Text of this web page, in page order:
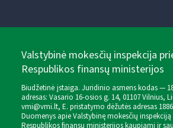
Valstybinė mokesčių inspekcija
Respublikos finansų ministerijos
Biudžetinė įstaiga. Juridinio asmens kodas —
adresas: Vasario 16-osios g. 14, 01107 Vilnius,
vmi@vmi.lt, E. pristatymo dėžutės adresas
Duomenys apie Valstybinę mokesčių
Respublikos finansų ministerijos kaupiami ir